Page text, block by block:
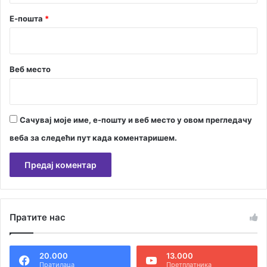
Е-пошта *
Веб место
Сачувај моје име, е-пошту и веб место у овом прегледачу
веба за следећи пут када коментаришем.
тПратите нас
20.000
Пратилаца
13.000
Претплатника